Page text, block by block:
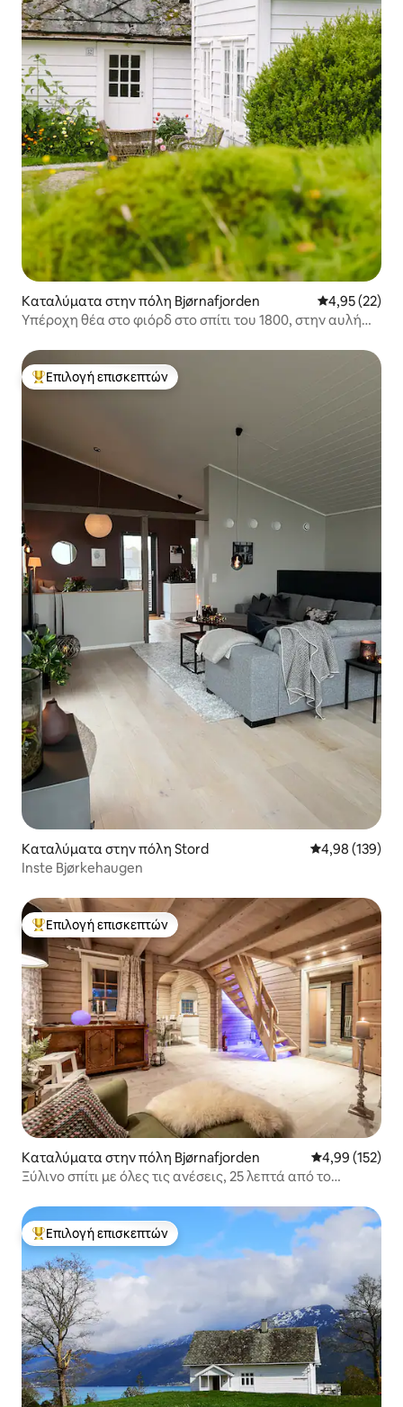
Καταλύματα στην πόλη Bjørnafjorden Μέση
4,95 (22)
Υπέροχη θέα στο φιόρδ στο σπίτι του 1800, στην αυλή
Κορυφαία επιλογή επισκεπτών
Επιλογή επισκεπτών
Καταλύματα στην πόλη Stord Μέση
4,98 (139)
Inste Bjørkehaugen
Κορυφαία επιλογή επισκεπτών
Επιλογή επισκεπτών
Καταλύματα στην πόλη Bjørnafjorden Μέση
4,99 (152)
Ξύλινο σπίτι με όλες τις ανέσεις, 25 λεπτά από το
Κορυφαία επιλογή επισκεπτών
Επιλογή επισκεπτών